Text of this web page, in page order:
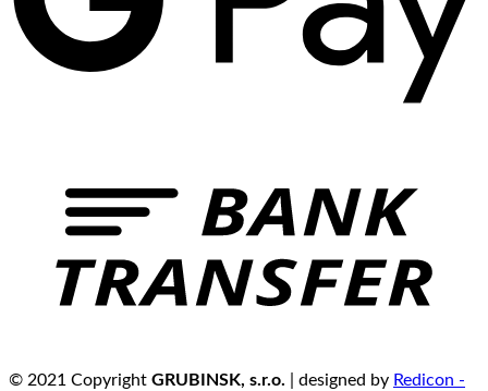
© 2021 Copyright GRUBINSK, s.r.o. | designed by Redicon -